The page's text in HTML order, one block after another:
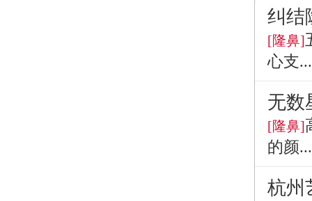
纠结
[隆鼻]
心支...
无数
[隆鼻]
的颜...
杭州